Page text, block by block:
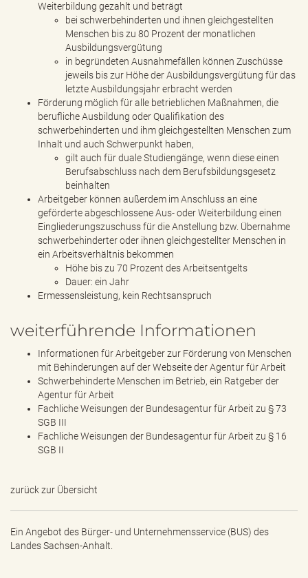
Weiterbildung gezahlt und beträgt
bei schwerbehinderten und ihnen gleichgestellten
Menschen bis zu 80 Prozent der monatlichen
Ausbildungsvergütung
in begründeten Ausnahmefällen können Zuschüsse
jeweils bis zur Höhe der Ausbildungsvergütung für das
letzte Ausbildungsjahr erbracht werden
Förderung möglich für alle betrieblichen Maßnahmen, die
berufliche Ausbildung oder Qualifikation des
schwerbehinderten und ihm gleichgestellten Menschen zum
Inhalt und auch Schwerpunkt haben,
gilt auch für duale Studiengänge, wenn diese einen
Berufsabschluss nach dem Berufsbildungsgesetz
beinhalten
Arbeitgeber können außerdem im Anschluss an eine
geförderte abgeschlossene Aus- oder Weiterbildung einen
Eingliederungszuschuss für die Anstellung bzw. Übernahme
schwerbehinderter oder ihnen gleichgestellter Menschen in
ein Arbeitsverhältnis bekommen
Höhe bis zu 70 Prozent des Arbeitsentgelts
Dauer: ein Jahr
Ermessensleistung, kein Rechtsanspruch
weiterführende Informationen
Informationen für Arbeitgeber zur Förderung von Menschen
mit Behinderungen auf der Webseite der Agentur für Arbeit
Schwerbehinderte Menschen im Betrieb, ein Ratgeber der
Agentur für Arbeit
Fachliche Weisungen der Bundesagentur für Arbeit zu § 73
SGB III
Fachliche Weisungen der Bundesagentur für Arbeit zu § 16
SGB II
zurück zur Übersicht
Ein Angebot des Bürger- und Unternehmensservice (BUS) des
Landes Sachsen-Anhalt.